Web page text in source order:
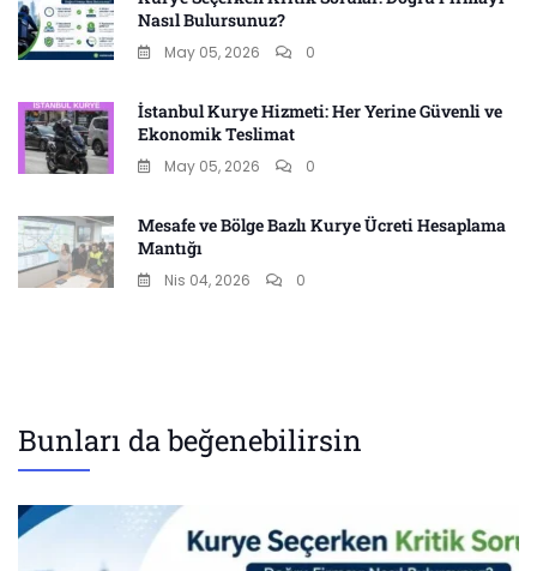
Nasıl Bulursunuz?
May 05, 2026 0
İstanbul Kurye Hizmeti: Her Yerine Güvenli ve
Ekonomik Teslimat
May 05, 2026 0
Mesafe ve Bölge Bazlı Kurye Ücreti Hesaplama
Mantığı
Nis 04, 2026 0
Bunları da beğenebilirsin